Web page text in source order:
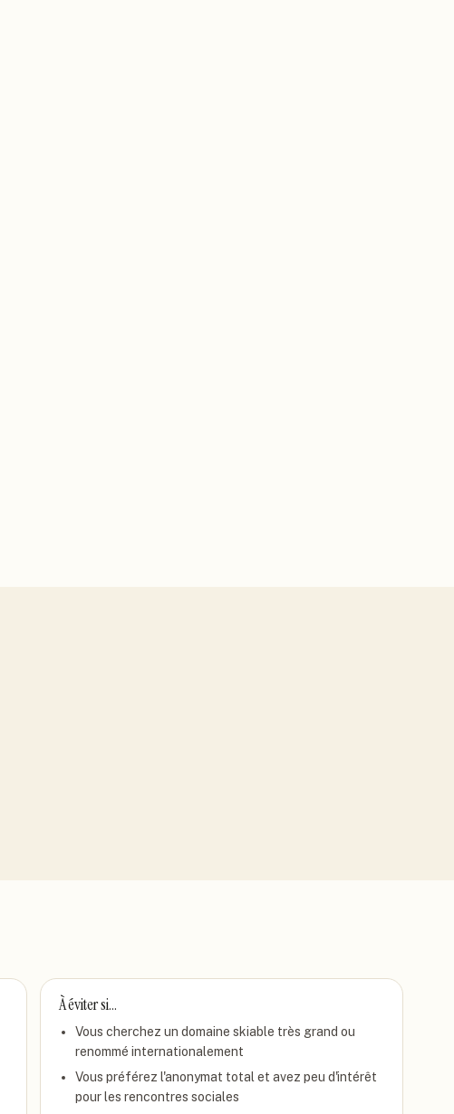
À éviter si…
Vous cherchez un domaine skiable très grand ou
renommé internationalement
Vous préférez l'anonymat total et avez peu d'intérêt
pour les rencontres sociales